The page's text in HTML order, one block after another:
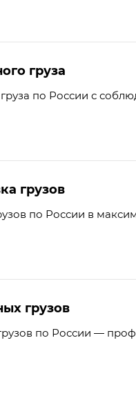
груза
по России с
грузов
по России в
грузов
по России —